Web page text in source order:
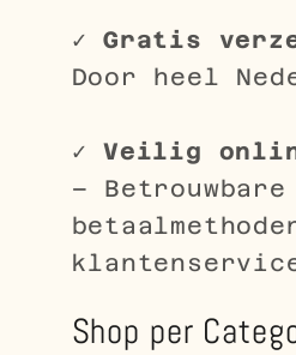
✓Gratis
Door heel
✓Veilig
– Betrouwbare
Shop per